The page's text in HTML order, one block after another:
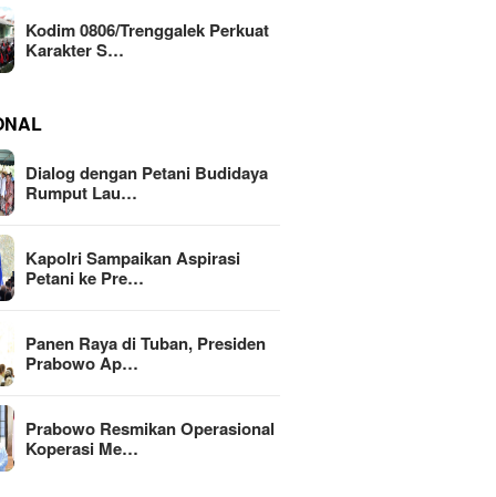
Kodim 0806/Trenggalek Perkuat
Karakter S…
Dialog dengan Petani Budidaya
Rumput Lau…
Kapolri Sampaikan Aspirasi
Petani ke Pre…
Panen Raya di Tuban, Presiden
Prabowo Ap…
Prabowo Resmikan Operasional
Koperasi Me…